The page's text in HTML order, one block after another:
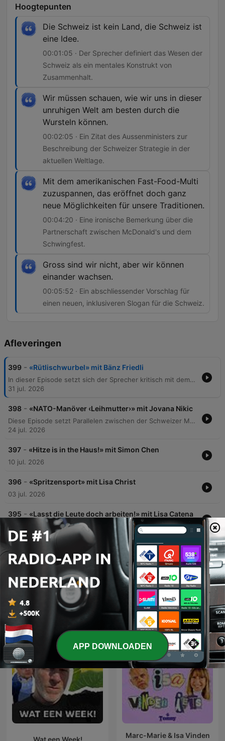
Hoogtepunten
Die Schweiz ist kein Land, die Schweiz ist
eine Idee.
00:01:05 · Der Sprecher definiert das Wesen der
Schweiz als ein mentales Konstrukt von
Zusammenhalt.
Wir müssen schauen, wie wir uns in dieser
unruhigen Welt am besten durch die
Wursteln können.
00:02:05 · Ein Zitat des Aussenministers zur
Beschreibung der Schweizer Strategie in der
aktuellen Weltlage.
Mit dem amerikanischen Fast-Food-Multi
zuzuspannen, das eröffnet doch ganz
neue Möglichkeiten für unsere Traditionen.
00:04:20 · Eine ironische Bemerkung über die
Partnerschaft zwischen McDonald's und dem
Schwingfest.
Gross sind wir nicht, aber wir können
einander wachsen.
00:05:52 · Ein abschliessender Vorschlag für
einen neuen, inklusiveren Slogan für die Schweiz.
Afleveringen
399 - «Rütlischwurbel» mit Bänz Friedli
In dieser Episode setzt sich der Sprecher kritisch mit dem Schweizer Nationalverständnis und den Mythen der Identität auseinander. Anhand von Beispielen wie dem Besuch von Bundesrat Parmelin in den USA, der Verwendung von Slogans wie „Switzerland great since 1291“ und der Rolle von McDonald's als Sponsor des Eidgenössischen Schwing- und Älplerfestes wird hinterfragt, ob die Schweiz ein geografisches Land oder eine rein ideelle „Willensnation“ ist. Der Beitrag reflektiert über den Zusammenhalt in einer multikulturellen Gesellschaft und problematisiert die Nutzung historischer Erzählungen zur Legitimierung von Nationalismus.
31 jul. 2026
398 - «NATO-Manöver ‹Leihmutter›» mit Jovana Nikic
Diese Episode setzt Parallelen zwischen der Schweizer Munitionspolitik und den gesellschaftlichen Debatten um Leihmutterschaft sowie die sinkende Geburtenrate in der Schweiz. Der Sprecher kritisiert eine vermeintliche Doppelmoral, bei der Verbote im Inland durch Umgehung über die Landesgrenzen hinweg faktisch akzeptiert werden, ähnlich wie bei der Weiterleitung von Munition über NATO-Partner. Zudem wird die finanzielle Belastung durch Kita-Kosten und steigende Krankenkassenprämien thematisiert, welche die Familienplanung in der Schweiz massiv erschweren. Die Analyse stellt die These auf, dass das Schweizer Staatssystem die Familiengründung zu einem Luxusgut degradiert hat und fordert politische Reformen zur Entlastung von Familien.
24 jul. 2026
397 - «Hitze is in the Haus!» mit Simon Chen
10 jul. 2026
396 - «Spritzensport» mit Lisa Christ
03 jul. 2026
395 - «Lasst die Leute doch arbeiten!» mit Lisa Catena
19 jun. 2026
Meer afleveringen weergeven
Meer Komedie-podcasts
Alles bekijken
Marc-Marie & Isa Vinden
APP DOWNLOADEN